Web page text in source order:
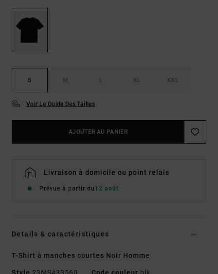
S M L XL XXL
Voir Le Guide Des Tailles
AJOUTER AU PANIER
Livraison à domicile ou point relais
Prévue à partir du 12 août
Details & caractéristiques
T-Shirt à manches courtes Noir Homme